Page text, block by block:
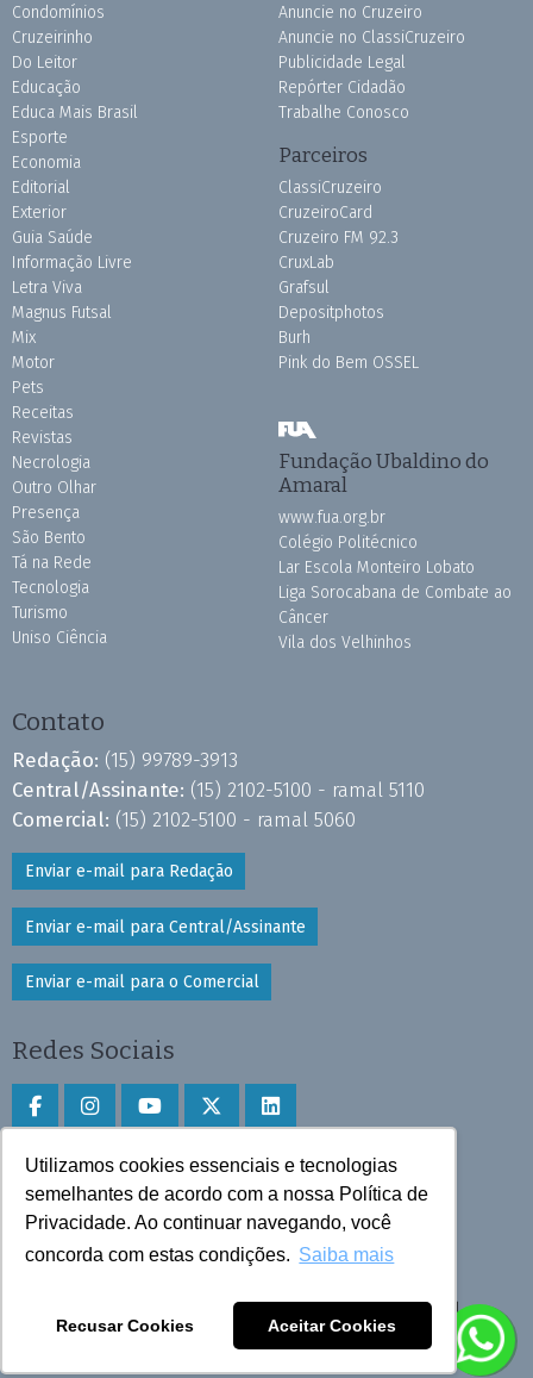
Utilizamos cookies essenciais e tecnologias
semelhantes de acordo com a nossa Política de
Privacidade. Ao continuar navegando, você
concorda com estas condições. Saiba mais
Recusar Cookies Aceitar Cookies
Condomínios
Cruzeirinho
Do Leitor
Educação
Educa Mais Brasil
Esporte
Economia
Editorial
Exterior
Guia Saúde
Informação Livre
Letra Viva
Magnus Futsal
Mix
Motor
Pets
Receitas
Revistas
Necrologia
Outro Olhar
Presença
São Bento
Tá na Rede
Tecnologia
Turismo
Uniso Ciência
Anuncie no Cruzeiro
Anuncie no ClassiCruzeiro
Publicidade Legal
Repórter Cidadão
Trabalhe Conosco
Parceiros
ClassiCruzeiro
CruzeiroCard
Cruzeiro FM 92.3
CruxLab
Grafsul
Depositphotos
Burh
Pink do Bem OSSEL
Fundação Ubaldino do
Amaral
www.fua.org.br
Colégio Politécnico
Lar Escola Monteiro Lobato
Liga Sorocabana de Combate ao
Câncer
Vila dos Velhinhos
Contato
Redação: (15) 99789-3913
Central/Assinante: (15) 2102-5100 - ramal 5110
Comercial: (15) 2102-5100 - ramal 5060
Enviar e-mail para Redação
Enviar e-mail para Central/Assinante
Enviar e-mail para o Comercial
Redes Sociais
Faça download do aplicativo
Play Store e App Store
Todos os direitos reservados © 2025 Cruzeiro do Sul